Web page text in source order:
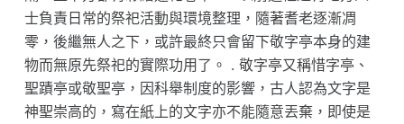
士負責日常的祭祀活動與環境整理，隨著耆老逐漸凋
零，後繼無人之下，或許最終只會留下敬字亭本身的建
物而無原先祭祀的實際功用了。 . 敬字亭又稱惜字亭、
聖蹟亭或敬聖亭，因科舉制度的影響，古人認為文字是
神聖崇高的，寫在紙上的文字亦不能隨意丟棄，即使是